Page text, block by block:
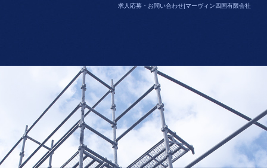
求人応募・お問い合わせ|マーヴィン四国有限会社